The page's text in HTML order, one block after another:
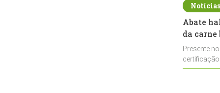
Abate
da
Presente